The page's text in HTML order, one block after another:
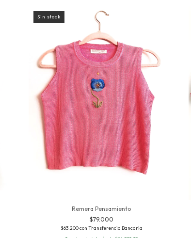
Sin stock
Remera Pensamiento
$79.000
$63.200con Transferencia Bancaria